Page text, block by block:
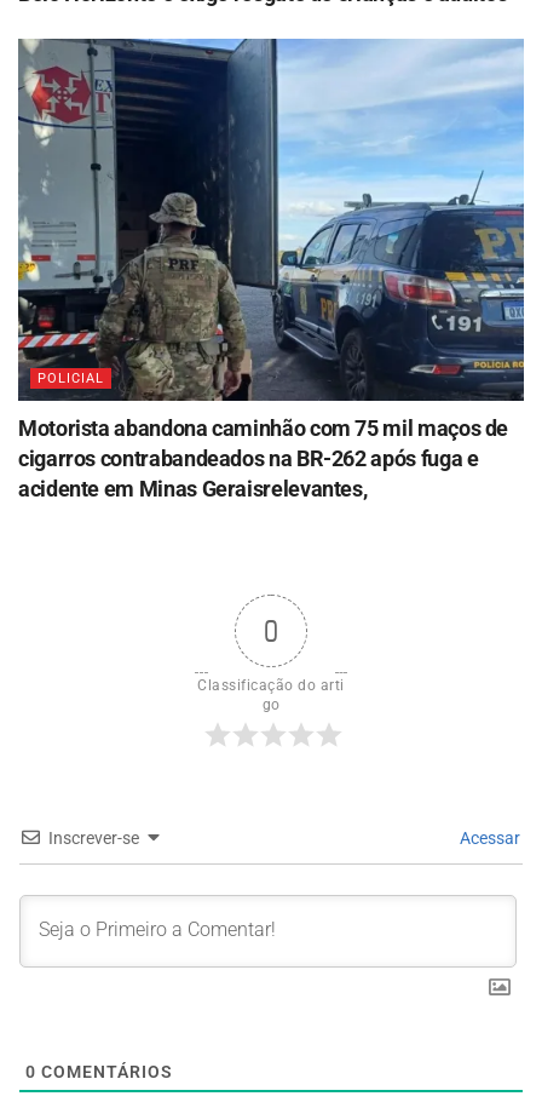
POLICIAL
Motorista abandona caminhão com 75 mil maços de
cigarros contrabandeados na BR-262 após fuga e
acidente em Minas Geraisrelevantes,
0
Classificação do arti
go
Inscrever-se Acessar
0 COMENTÁRIOS